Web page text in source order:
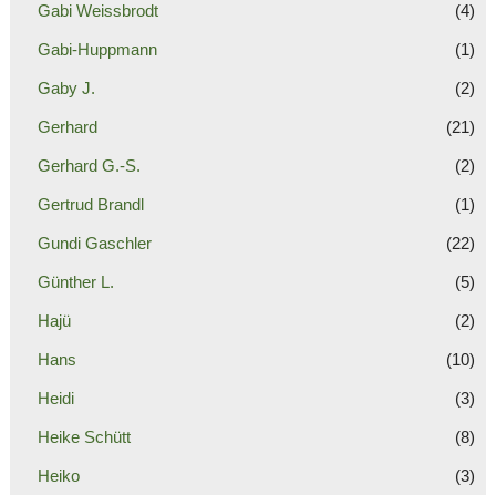
Gabi Weissbrodt (4)
Gabi-Huppmann (1)
Gaby J. (2)
Gerhard (21)
Gerhard G.-S. (2)
Gertrud Brandl (1)
Gundi Gaschler (22)
Günther L. (5)
Hajü (2)
Hans (10)
Heidi (3)
Heike Schütt (8)
Heiko (3)